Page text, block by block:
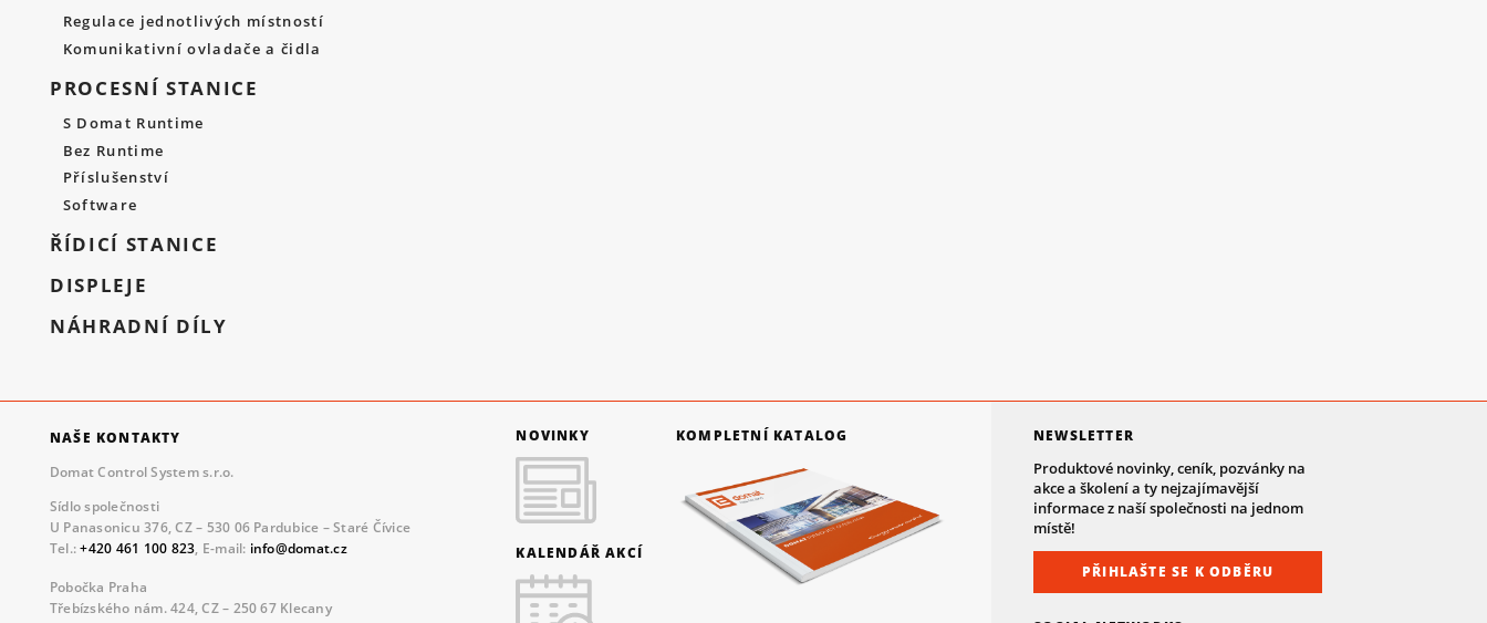
Regulace jednotlivých místností
Komunikativní ovladače a čidla
PROCESNÍ STANICE
S Domat Runtime
Bez Runtime
Příslušenství
Software
ŘÍDICÍ STANICE
DISPLEJE
NÁHRADNÍ DÍLY
NEWSLETTER
Produktové novinky, ceník, pozvánky na
akce a školení a ty nejzajímavější
informace z naší společnosti na jednom
místě!
PŘIHLAŠTE SE K ODBĚRU
NOVINKY
KALENDÁŘ AKCÍ
KOMPLETNÍ KATALOG
NAŠE KONTAKTY
Domat Control System s.r.o.
Sídlo společnosti
U Panasonicu 376, CZ – 530 06 Pardubice – Staré Čívice
Tel.:+420 461 100 823, E-mail: info@domat.cz
Pobočka Praha
Třebízského nám. 424, CZ – 250 67 Klecany